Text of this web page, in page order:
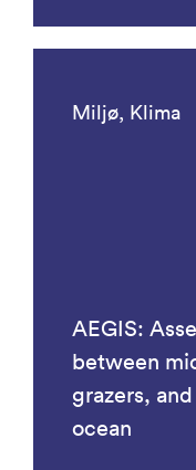
Miljø, Klima
AEGIS:
between
grazers,
ocean